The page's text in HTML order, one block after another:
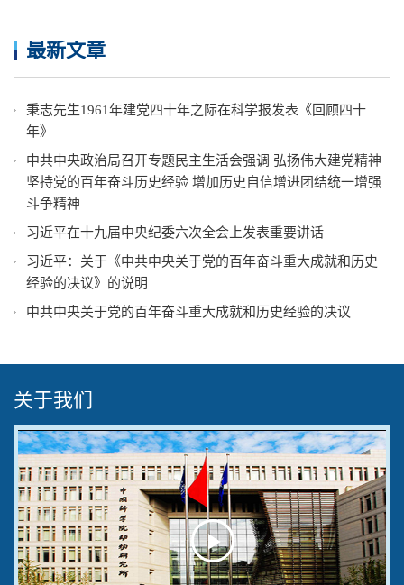
最新文章
秉志先生1961年建党四十年之际在科学报发表《回顾四十
年》
中共中央政治局召开专题民主生活会强调 弘扬伟大建党精神
坚持党的百年奋斗历史经验 增加历史自信增进团结统一增强
斗争精神
习近平在十九届中央纪委六次全会上发表重要讲话
习近平：关于《中共中央关于党的百年奋斗重大成就和历史
经验的决议》的说明
中共中央关于党的百年奋斗重大成就和历史经验的决议
关于我们
Play